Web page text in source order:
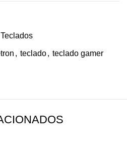
Teclados
, teclado, teclado gamer